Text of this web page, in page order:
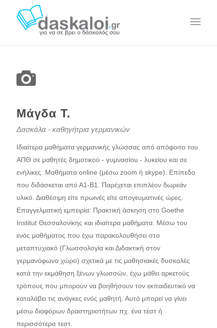
Μάγδα Τ.
Δασκάλα - καθηγήτρια γερμανικών
Ιδιαίτερα μαθήματα γερμανικής γλώσσας από απόφοιτο του
ΑΠΘ σε μαθητές δημοτικού - γυμνασίου - λυκείου και σε
ενήλικες. Μαθήματα online (μέσω zoom ή skype). Επίπεδο
που διδάσκεται από Α1-Β1. Παρέχεται επιπλέον δωρεάν
υλικό. Διαθέσιμη είτε πρωινές είτε απογευματινές ώρες.
Επαγγελματική εμπειρία: Πρακτική άσκηση στο Goethe
Institut Θεσσαλονίκης και ιδιαίτερα μαθήματα. Μέσω του
ενός μαθήματος που έχω παρακολουθήσει στο
μεταπτυχιακό (Γλωσσολογία και Διδακτική στον
γερμανόφωνο χώρο) σχετικά με τις μαθησιακές δυσκολές
κατά την εκμάθηση ξένων γλωσσών, έχω μάθει αρκετούς
τρόπους που μπορούν να βοηθήσουν τον εκπαιδευτικό να
καταλάβει τις ανάγκες ενός μαθητή. Αυτό μπορεί να γίνει
μέσω διαφόρων δραστηριοτήτων πχ. ένα τέστ ή
περισσότερα τεστ.